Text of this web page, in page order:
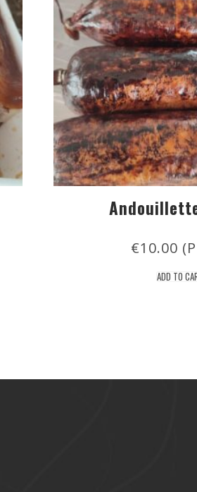
€10.00
ADD TO